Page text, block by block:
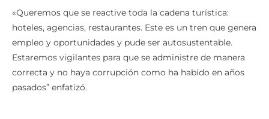
«Queremos que se reactive toda la cadena turística:
hoteles, agencias, restaurantes. Este es un tren que genera
empleo y oportunidades y pude ser autosustentable.
Estaremos vigilantes para que se administre de manera
correcta y no haya corrupción como ha habido en años
pasados” enfatizó.